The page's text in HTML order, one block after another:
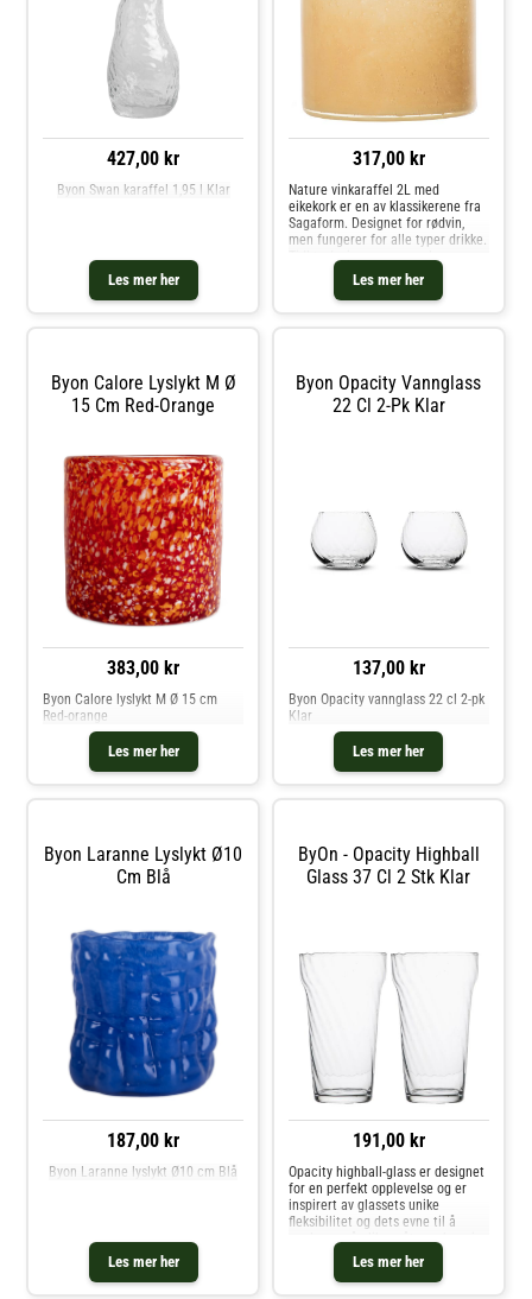
427,00 kr
Les mer her
Byon Swan karaffel 1,95 l Klar
317,00 kr
Les mer her
Nature vinkaraffel 2L med
eikekork er en av klassikerene fra
Sagaform. Designet for rødvin,
men fungerer for alle typer drikke.
Tidløs design som varer lenge.
Populær som gave.
Byon Calore Lyslykt M Ø
15 Cm Red-Orange
383,00 kr
Les mer her
Byon Calore lyslykt M Ø 15 cm
Red-orange
Byon Opacity Vannglass
22 Cl 2-Pk Klar
137,00 kr
Les mer her
Byon Opacity vannglass 22 cl 2-pk
Klar
Byon Laranne Lyslykt Ø10
Cm Blå
187,00 kr
Les mer her
Byon Laranne lyslykt Ø10 cm Blå
ByOn - Opacity Highball
Glass 37 Cl 2 Stk Klar
191,00 kr
Les mer her
Opacity highball-glass er designet
for en perfekt opplevelse og er
inspirert av glassets unike
fleksibilitet og dets evne til å
oppleves på ulike måter avhengig
av lys og vinkel. Et tynt og klart
higball-glass med perfekt kontrast
mellom luksus og co